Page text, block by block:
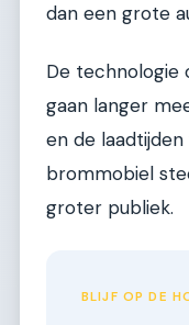
dan een grote
De technologie
gaan langer
en de
brommobiel
groter publiek.
BLIJF OP DE